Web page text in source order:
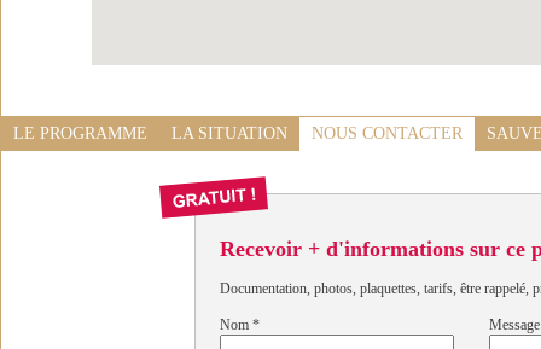
LE PROGRAMME LA SITUATION NOUS CONTACTER
Recevoir + d'informations sur ce
Documentation, photos, plaquettes, tarifs, être rappelé,
Nom * Message